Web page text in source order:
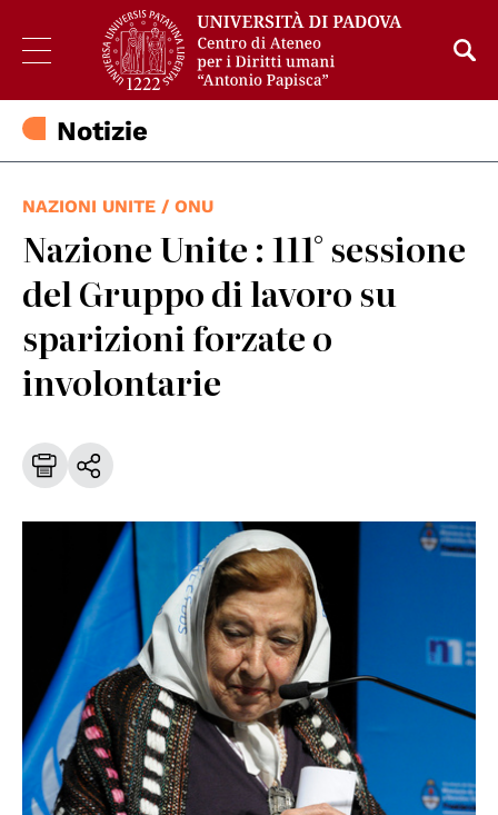
Notizie
NAZIONI UNITE / ONU
Nazione Unite : 111° sessione
del Gruppo di lavoro su
sparizioni forzate o
involontarie